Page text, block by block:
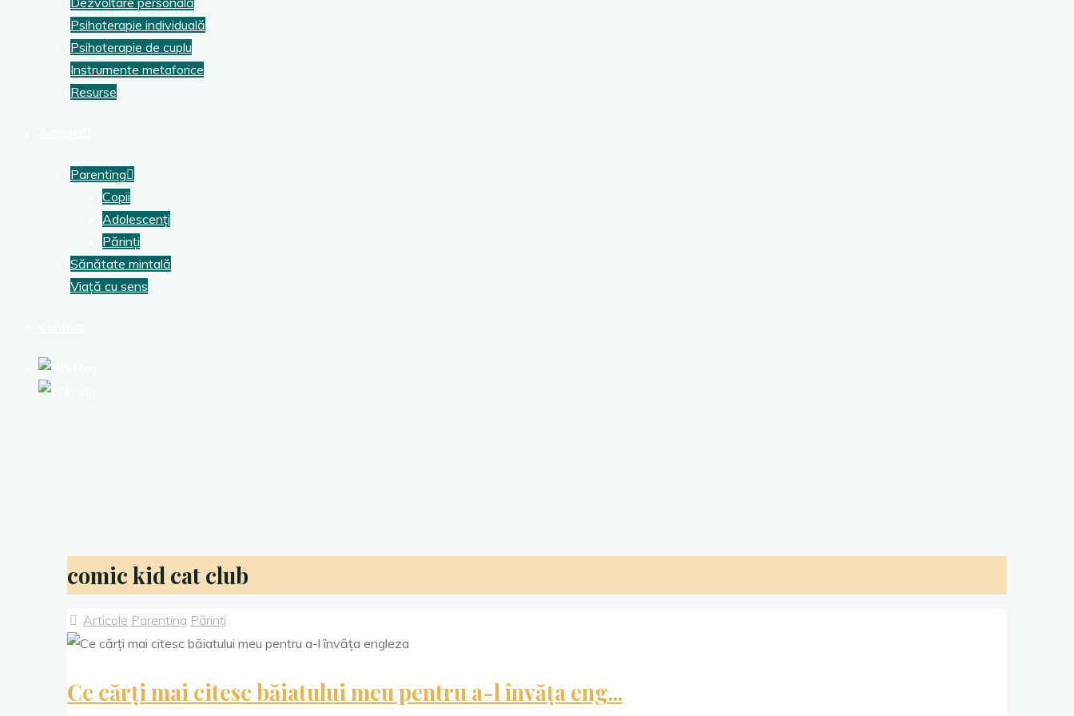
Psihoterapie individuală
Psihoterapie de cuplu
Instrumente metaforice
Resurse
Parenting
Copii
Adolescenți
Părinți
Sănătate mintală
Viață cu sens
comic kid cat club
Articole Parenting Părinți
Ce cărți mai citesc băiatului meu pentru a-l învăța eng...